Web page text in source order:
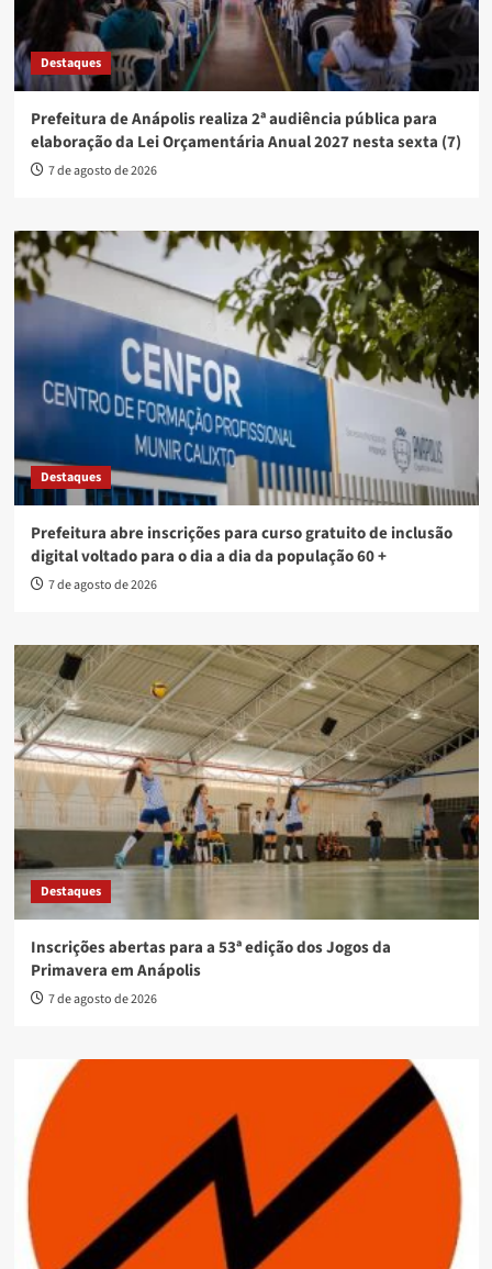
Destaques
Prefeitura de Anápolis realiza 2ª audiência pública para
elaboração da Lei Orçamentária Anual 2027 nesta sexta (7)
7 de agosto de 2026
Destaques
Prefeitura abre inscrições para curso gratuito de inclusão
digital voltado para o dia a dia da população 60 +
7 de agosto de 2026
Destaques
Inscrições abertas para a 53ª edição dos Jogos da
Primavera em Anápolis
7 de agosto de 2026